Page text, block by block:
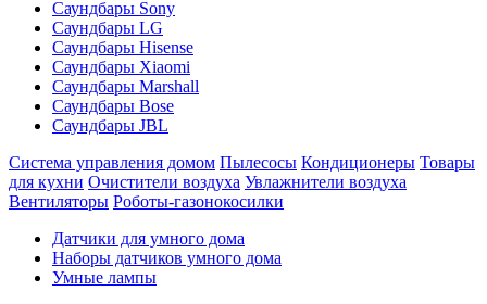
Саундбары Sony
Саундбары LG
Саундбары Hisense
Саундбары Xiaomi
Саундбары Marshall
Саундбары Bose
Саундбары JBL
Система управления домом Пылесосы Кондиционеры Товары
для кухни Очистители воздуха Увлажнители воздуха
Вентиляторы Роботы-газонокосилки
Датчики для умного дома
Наборы датчиков умного дома
Умные лампы